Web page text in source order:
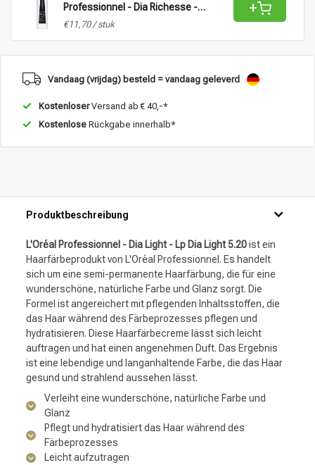
Professionnel - Dia Richesse -
Aktivator Vol 15 (4,5%) |
€11,70 / stuk
+
Vandaag (vrijdag) besteld = vandaag geleverd
KostenloserVersand ab € 40,-*
Kostenlose Rückgabe innerhalb*
Produktbeschreibung
L'Oréal Professionnel - Dia Light - Lp Dia Light 5.20ist ein
Haarfärbeprodukt von L'Oréal Professionnel. Es handelt
sich um eine semi-permanente Haarfärbung, die für eine
wunderschöne, natürliche Farbe und Glanz sorgt. Die
Formel ist angereichert mit pflegenden Inhaltsstoffen, die
das Haar während des Färbeprozesses pflegen und
hydratisieren. Diese Haarfärbecreme lässt sich leicht
auftragen und hat einen angenehmen Duft. Das Ergebnis
ist eine lebendige und langanhaltende Farbe, die das Haar
gesund und strahlend aussehen lässt.
Verleiht eine wunderschöne, natürliche Farbe und
Glanz
Pflegt und hydratisiert das Haar während des
Färbeprozesses
Leicht aufzutragen